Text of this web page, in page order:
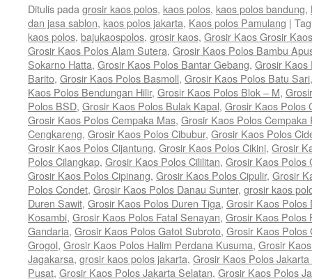
Ditulis pada grosir kaos polos, kaos polos, kaos polos bandung,
dan jasa sablon, kaos polos jakarta, Kaos polos Pamulang | Tag
kaos polos, bajukaospolos, grosir kaos, Grosir Kaos Grosir
Grosir Kaos Polos Alam Sutera, Grosir Kaos Polos Bambu
Sokarno Hatta, Grosir Kaos Polos Bantar Gebang, Grosir Kaos
Barito, Grosir Kaos Polos Basmoll, Grosir Kaos Polos Batu Sari
Kaos Polos Bendungan Hilir, Grosir Kaos Polos Blok – M,
Polos BSD, Grosir Kaos Polos Bulak Kapal, Grosir Kaos Polos
Grosir Kaos Polos Cempaka Mas, Grosir Kaos Polos Cempaka
Cengkareng, Grosir Kaos Polos Cibubur, Grosir Kaos Polos
Grosir Kaos Polos Cijantung, Grosir Kaos Polos Cikini, Grosir
Polos Cilangkap, Grosir Kaos Polos Cililitan, Grosir Kaos Polos
Grosir Kaos Polos Cipinang, Grosir Kaos Polos Cipulir, Grosir
Polos Condet, Grosir Kaos Polos Danau Sunter, grosir kaos
Duren Sawit, Grosir Kaos Polos Duren Tiga, Grosir Kaos Polos
Kosambi, Grosir Kaos Polos Fatal Senayan, Grosir Kaos Polos
Gandaria, Grosir Kaos Polos Gatot Subroto, Grosir Kaos Polos
Grogol, Grosir Kaos Polos Halim Perdana Kusuma, Grosir
Jagakarsa, grosir kaos polos jakarta, Grosir Kaos Polos
Pusat, Grosir Kaos Polos Jakarta Selatan, Grosir Kaos Polos